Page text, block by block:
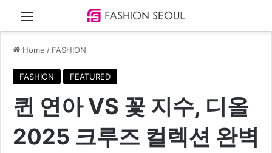
Menu
Home / FASHION
FASHION FEATURED
퀸 연아 VS 꽃 지수, 디올
2025 크루즈 컬렉션 완벽